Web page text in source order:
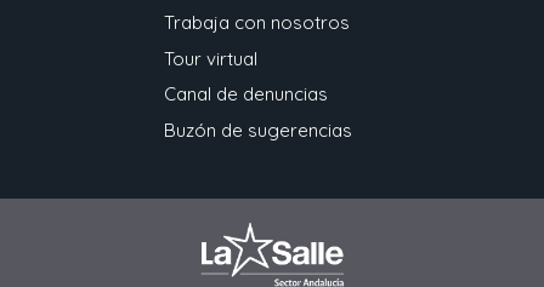
Trabaja con nosotros
Tour virtual
Canal de denuncias
Buzón de sugerencias